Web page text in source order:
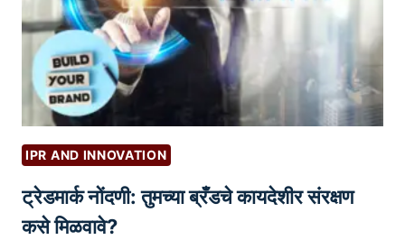
ण्या
चे
म
ह
त्त्व
क
प्र
भा
वी
वि
चा
र
मं
थ
IPR AND INNOVATION
ट्रेडमार्क नोंदणी: तुमच्या ब्रँडचे कायदेशीर संरक्षण
कसे मिळवावे?